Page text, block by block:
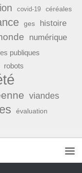
covid-19 céréales
ges histoire
numérique
publiques
robots
viandes
évaluation